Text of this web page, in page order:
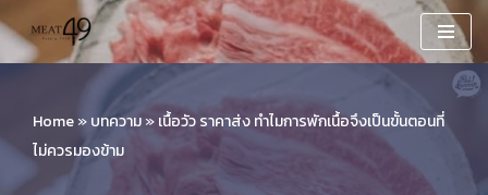
Skip
content
Home»บทความ»เนื้อวัว ราคาส่ง ทำไมการพักเนื้อจึงเป็นขั้นตอนที่
ไม่ควรมองข้าม